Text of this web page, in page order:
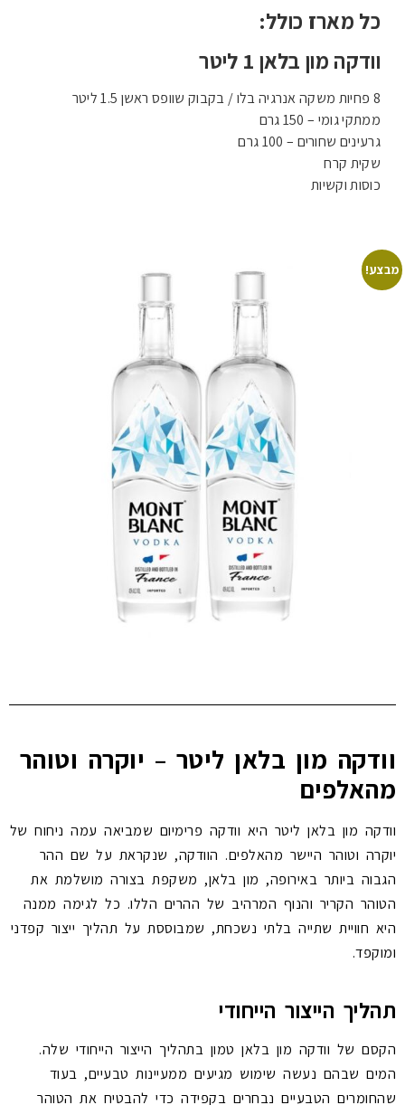
כל מארז כולל:
וודקה מון בלאן 1 ליטר
8 פחיות משקה אנרגיה בלו / בקבוק שוופס ראשן 1.5 ליטר
ממתקי גומי – 150 גרם
גרעינים שחורים – 100 גרם
שקית קרח
כוסות וקשיות
מבצע!
וודקה מון בלאן ליטר – יוקרה וטוהר
מהאלפים
וודקה מון בלאן ליטר היא וודקה פרימיום שמביאה עמה ניחוח של
יוקרה וטוהר היישר מהאלפים. הוודקה, שנקראת על שם ההר
הגבוה ביותר באירופה, מון בלאן, משקפת בצורה מושלמת את
הטוהר הקריר והנוף המרהיב של ההרים הללו. כל לגימה ממנה
היא חוויית שתייה בלתי נשכחת, שמבוססת על תהליך ייצור קפדני
ומוקפד.
תהליך הייצור הייחודי
הקסם של וודקה מון בלאן טמון בתהליך הייצור הייחודי שלה.
המים שבהם נעשה שימוש מגיעים ממעיינות טבעיים, בעוד
שהחומרים הטבעיים נבחרים בקפידה כדי להבטיח את הטוהר